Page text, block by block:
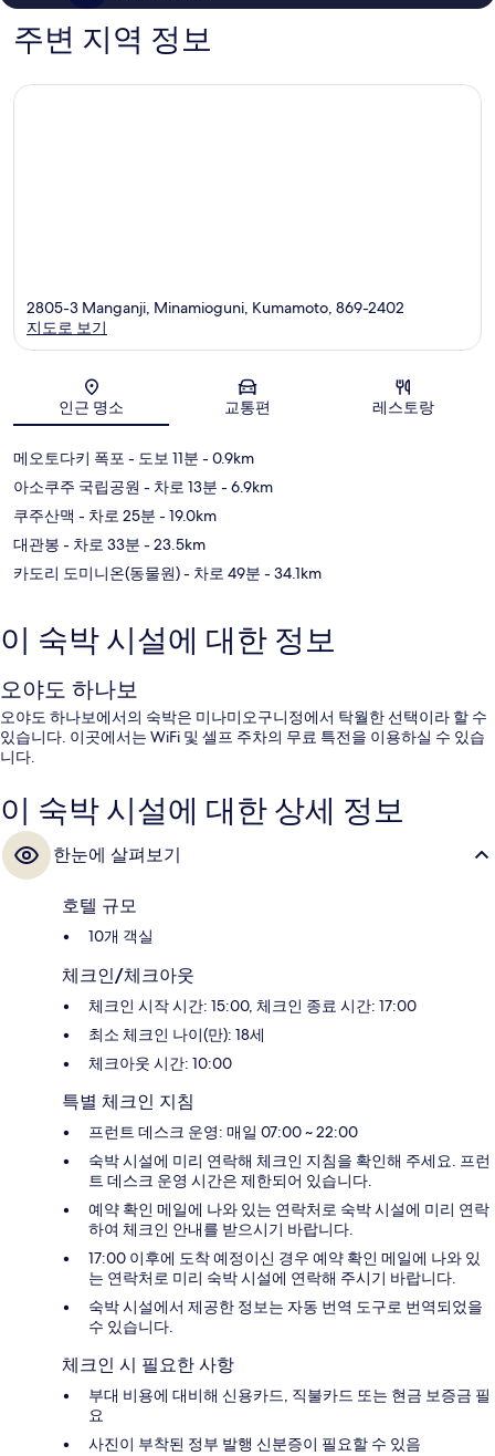
기
302
주변 지역 정보
지도
2805-3 Manganji, Minamioguni, Kumamoto, 869-2402
지도로 보기
인근 명소 교통편 레스토랑
메오토다키 폭포 - 도보 11분 - 0.9km
아소쿠주 국립공원 - 차로 13분 - 6.9km
쿠주산맥 - 차로 25분 - 19.0km
대관봉 - 차로 33분 - 23.5km
카도리 도미니온(동물원)- 차로 49분 - 34.1km
이 숙박 시설에 대한 정보
오야도 하나보
오야도 하나보에서의 숙박은 미나미오구니정에서 탁월한 선택이라 할 수
있습니다. 이곳에서는 WiFi 및 셀프 주차의 무료 특전을 이용하실 수 있습
니다.
이 숙박 시설에 대한 상세 정보
한눈에 살펴보기
호텔 규모
10개 객실
체크인/체크아웃
체크인 시작 시간: 15:00, 체크인 종료 시간: 17:00
최소 체크인 나이(만): 18세
체크아웃 시간: 10:00
특별 체크인 지침
프런트 데스크 운영: 매일 07:00 ~ 22:00
숙박 시설에 미리 연락해 체크인 지침을 확인해 주세요. 프런
트 데스크 운영 시간은 제한되어 있습니다.
예약 확인 메일에 나와 있는 연락처로 숙박 시설에 미리 연락
하여 체크인 안내를 받으시기 바랍니다.
17:00 이후에 도착 예정이신 경우 예약 확인 메일에 나와 있
는 연락처로 미리 숙박 시설에 연락해 주시기 바랍니다.
숙박 시설에서 제공한 정보는 자동 번역 도구로 번역되었을
수 있습니다.
체크인 시 필요한 사항
부대 비용에 대비해 신용카드, 직불카드 또는 현금 보증금 필
요
사진이 부착된 정부 발행 신분증이 필요할 수 있음